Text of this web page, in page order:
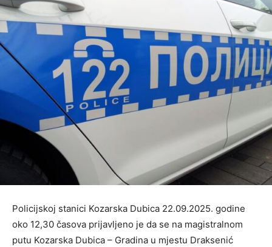
Policijskoj stanici Kozarska Dubica 22.09.2025. godine
oko 12,30 časova prijavljeno je da se na magistralnom
putu Kozarska Dubica – Gradina u mjestu Draksenić